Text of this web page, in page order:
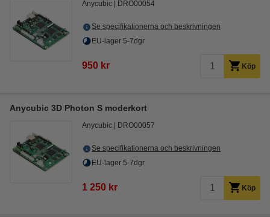
Anycubic DRO00054
Se specifikationerna och beskrivningen
EU-lager 5-7dgr
950 kr Köp
Anycubic 3D Photon S moderkort
Anycubic DRO00057
Se specifikationerna och beskrivningen
EU-lager 5-7dgr
1 250 kr Köp